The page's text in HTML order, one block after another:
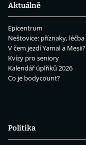
Aktuálně
Epicentrum
Neštovice: příznaky, léčba
V čem jezdí Yamal a Mesii?
Kvízy pro seniory
Kalendář úplňků 2026
Co je bodycount?
Politika